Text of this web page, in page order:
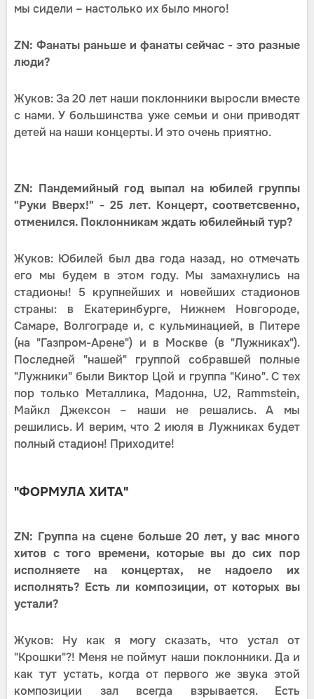
мы сидели – настолько их было много!
ZN: Фанаты раньше и фанаты сейчас - это разные
люди?
Жуков: За 20 лет наши поклонники выросли вместе
с нами. У большинства уже семьи и они приводят
детей на наши концерты. И это очень приятно.
ZN: Пандемийный год выпал на юбилей группы
"Руки Вверх!" - 25 лет. Концерт, соответсвенно,
отменился. Поклонникам ждать юбилейный тур?
Жуков: Юбилей был два года назад, но отмечать
его мы будем в этом году. Мы замахнулись на
стадионы! 5 крупнейших и новейших стадионов
страны: в Екатеринбурге, Нижнем Новгороде,
Самаре, Волгограде и, с кульминацией, в Питере
(на "Газпром-Арене") и в Москве (в "Лужниках").
Последней "нашей" группой собравшей полные
"Лужники" были Виктор Цой и группа "Кино". С тех
пор только Металлика, Мадонна, U2, Rammstein,
Майкл Джексон – наши не решались. А мы
решились. И верим, что 2 июля в Лужниках будет
полный стадион! Приходите!
"ФОРМУЛА ХИТА"
ZN: Группа на сцене больше 20 лет, у вас много
хитов с того времени, которые вы до сих пор
исполняете на концертах, не надоело их
исполнять? Есть ли композиции, от которых вы
устали?
Жуков: Ну как я могу сказать, что устал от
"Крошки"?! Меня не поймут наши поклонники. Да и
как тут устать, когда от первого же звука этой
композиции зал всегда взрывается. Есть